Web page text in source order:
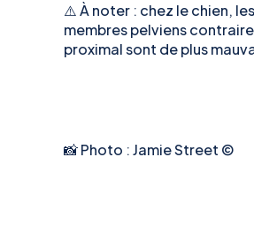
⚠️ À noter : chez le chien,
membres pelviens
proximal sont de plus
📸 Photo : Jamie Street ©️